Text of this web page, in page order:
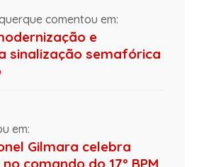
comentou em:
e
sinalização semafórica
em:
Gilmara celebra